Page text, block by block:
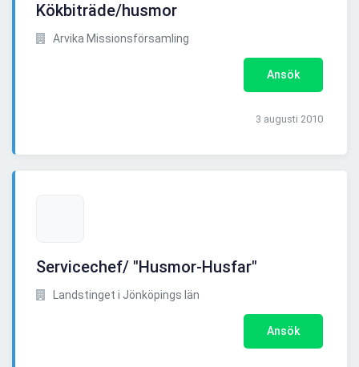
Kökbiträde/husmor
Arvika Missionsförsamling
Ansök
3 augusti 2010
Servicechef/ "Husmor-Husfar"
Landstinget i Jönköpings län
Ansök